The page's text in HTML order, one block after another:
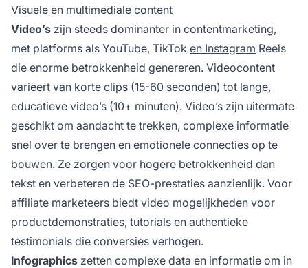
Visuele en multimediale content
Video’s zijn steeds dominanter in contentmarketing,
met platforms als YouTube, TikTok en Instagram Reels
die enorme betrokkenheid genereren. Videocontent
varieert van korte clips (15-60 seconden) tot lange,
educatieve video’s (10+ minuten). Video’s zijn uitermate
geschikt om aandacht te trekken, complexe informatie
snel over te brengen en emotionele connecties op te
bouwen. Ze zorgen voor hogere betrokkenheid dan
tekst en verbeteren de SEO-prestaties aanzienlijk. Voor
affiliate marketeers biedt video mogelijkheden voor
productdemonstraties, tutorials en authentieke
testimonials die conversies verhogen.
Infographics zetten complexe data en informatie om in